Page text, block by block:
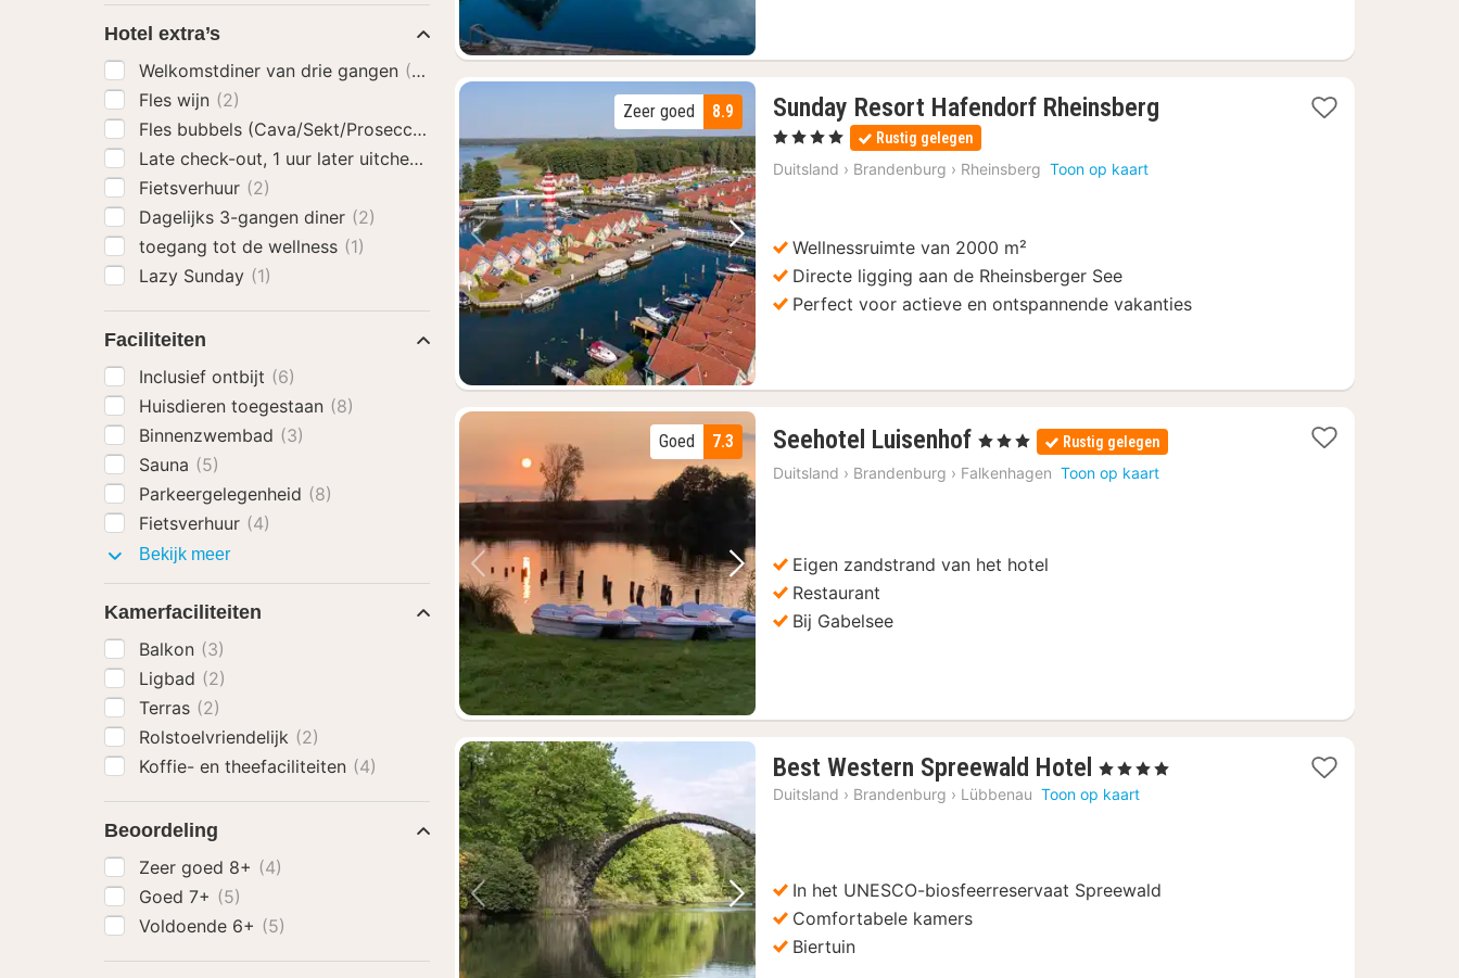
Vorige foto Volgende foto
8.9
Zeer goed Sunday Resort Hafendorf Rheinsberg
, 4 Sterren Rustig gelegen
Duitsland › Brandenburg › Rheinsberg Toon op kaart
Wellnessruimte van 2000 m²
Directe ligging aan de Rheinsberger See
Perfect voor actieve en ontspannende vakanties
Vorige foto Volgende foto
7.3
Goed Seehotel Luisenhof 1
nacht
vanaf
, 3 Sterren Rustig gelegen
Duitsland › Brandenburg › Falkenhagen Toon op kaart
Eigen zandstrand van het hotel
Restaurant
Bij Gabelsee
Vorige foto Volgende foto
Best Western Spreewald Hotel 1
nacht
, 4 Sterren
Duitsland › Brandenburg › Lübbenau Toon op kaart
In het UNESCO-biosfeerreservaat Spreewald
Comfortabele kamers
Biertuin
Hotel extra’s
Welkomstdiner van drie gangen (2)
Fles wijn (2)
Fles bubbels (Cava/Sekt/Prosecco)
Late check-out, 1 uur later uitchecken
(1)
Fietsverhuur (2)
Dagelijks 3-gangen diner (2)
toegang tot de wellness (1)
Lazy Sunday (1)
Faciliteiten
Inclusief ontbijt (6)
Huisdieren toegestaan (8)
Binnenzwembad (3)
Sauna (5)
Parkeergelegenheid (8)
Fietsverhuur (4)
Bekijk meerFaciliteiten
Kamerfaciliteiten
Balkon (3)
Ligbad (2)
Terras (2)
Rolstoelvriendelijk (2)
Koffie- en theefaciliteiten (4)
Beoordeling
Zeer goed 8+ (4)
Goed 7+ (5)
Voldoende 6+ (5)